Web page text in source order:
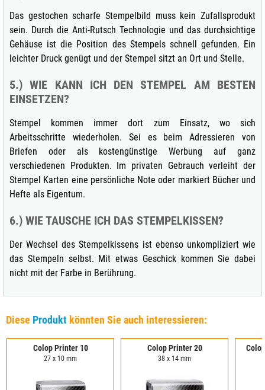
Das gestochen scharfe Stempelbild muss kein Zufallsprodukt
sein. Durch die Anti-Rutsch Technologie und das durchsichtige
Gehäuse ist die Position des Stempels schnell gefunden. Ein
leichter Druck genügt und der Stempel sitzt an Ort und Stelle.
5.) WIE KANN ICH DEN STEMPEL AM BESTEN
EINSETZEN?
Stempel kommen immer dort zum Einsatz, wo sich
Arbeitsschritte wiederholen. Sei es beim Adressieren von
Briefen oder als kostengünstige Werbung auf ganz
verschiedenen Produkten. Im privaten Gebrauch verleiht der
Stempel Karten eine persönliche Note oder markiert Bücher und
Hefte als Eigentum.
6.) WIE TAUSCHE ICH DAS STEMPELKISSEN?
Der Wechsel des Stempelkissens ist ebenso unkompliziert wie
das Stempeln selbst. Mit etwas Geschick kommen Sie dabei
nicht mit der Farbe in Berührung.
Diese Produktkönnten Sie auch interessieren:
Colop Printer 10
27 x 10 mm
Colop Printer 20
38 x 14 mm